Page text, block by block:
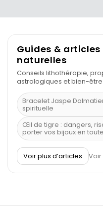
Guides & articles
naturelles
Conseils lithothérapie,
astrologiques et bien-
Bracelet Jaspe
spirituelle
Œil de tigre : dangers,
porter vos bijoux en
À quel poignet porter un
Découvrez le scorpion et
Voir plus d’articles